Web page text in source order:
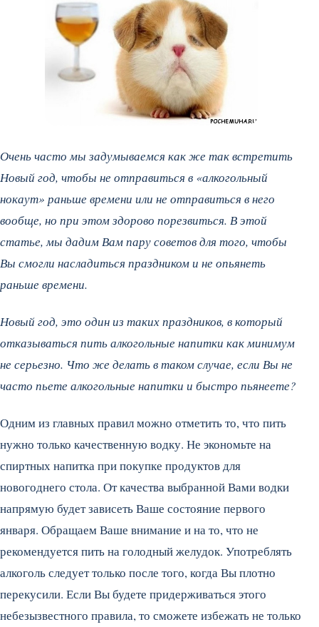
Очень часто мы задумываемся как же так встретить
Новый год, чтобы не отправиться в «алкогольный
нокаут» раньше времени или не отправиться в него
вообще, но при этом здорово порезвиться. В этой
статье, мы дадим Вам пару советов для того, чтобы
Вы смогли насладиться праздником и не опьянеть
раньше времени.
Новый год, это один из таких праздников, в который
отказываться пить алкогольные напитки как минимум
не серьезно. Что же делать в таком случае, если Вы не
часто пьете алкогольные напитки и быстро пьянеете?
Одним из главных правил можно отметить то, что пить
нужно только качественную водку. Не экономьте на
спиртных напитка при покупке продуктов для
новогоднего стола. От качества выбранной Вами водки
напрямую будет зависеть Ваше состояние первого
января. Обращаем Ваше внимание и на то, что не
рекомендуется пить на голодный желудок. Употреблять
алкоголь следует только после того, когда Вы плотно
перекусили. Если Вы будете придерживаться этого
небезызвестного правила, то сможете избежать не только